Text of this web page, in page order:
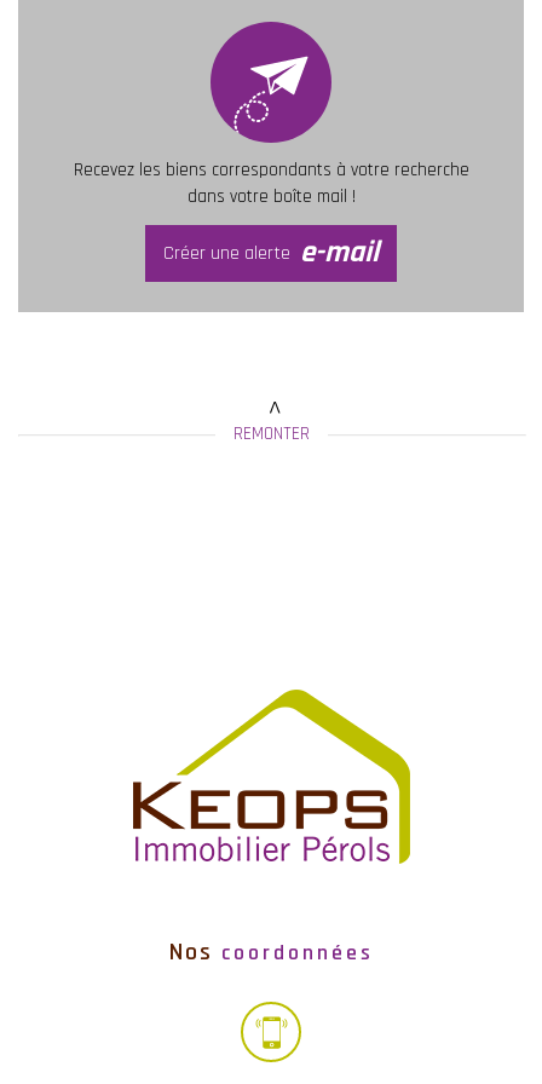
Recevez les biens correspondants à votre recherche
dans votre boîte mail !
Créer une alerte e-mail
REMONTER
Nos coordonnées